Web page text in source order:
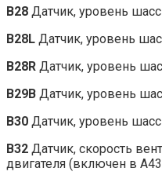
B28 Датчик, уровень
B28L Датчик, уровень
B28R Датчик, уровень
B29B Датчик, уровень
B30 Датчик, уровень
B32 Датчик, скорость
двигателя (включен в